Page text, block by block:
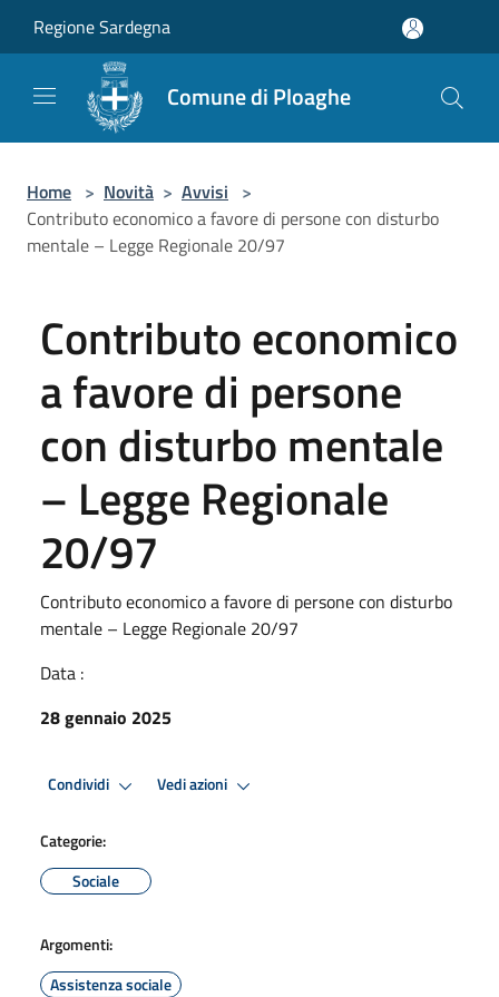
Regione Sardegna
Comune di Ploaghe
Home > Novità > Avvisi >
Contributo economico a favore di persone con disturbo
mentale – Legge Regionale 20/97
Contributo economico
a favore di persone
con disturbo mentale
– Legge Regionale
20/97
Contributo economico a favore di persone con disturbo
mentale – Legge Regionale 20/97
Data :
28 gennaio 2025
Condividi Vedi azioni
Categorie:
Sociale
Argomenti:
Assistenza sociale